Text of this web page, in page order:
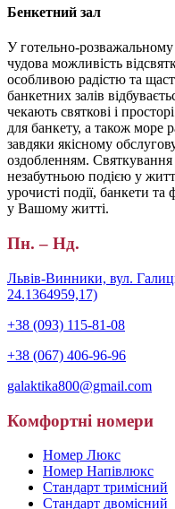
Бенкетний зал
У готельно-
чудова можливість
особливою радістю та
банкетних залів
чекають святкові і
для банкету, а також море
завдяки якісному
оздобленням. Святкування
незабутньою подією у
урочисті події, банкети
у Вашому житті.
Пн. – Нд.
Львiв-Винники, вул.
24.1364959,17)
+38 (093) 115-81-08
+38 (067) 406-96-96
galaktika800@gmail.com
Комфортні номери
Номер Люкс
Номер Напівлюкс
Стандарт тримісний
Стандарт двомісний